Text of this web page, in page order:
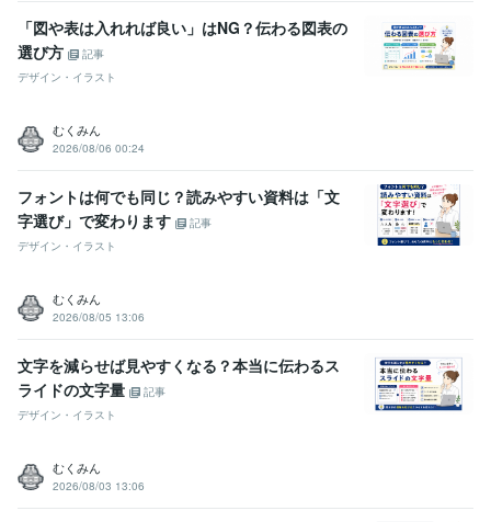
「図や表は入れれば良い」はNG？伝わる図表の
選び方
記事
デザイン・イラスト
むくみん
2026/08/06 00:24
フォントは何でも同じ？読みやすい資料は「文
字選び」で変わります
記事
デザイン・イラスト
むくみん
2026/08/05 13:06
文字を減らせば見やすくなる？本当に伝わるス
ライドの文字量
記事
デザイン・イラスト
むくみん
2026/08/03 13:06